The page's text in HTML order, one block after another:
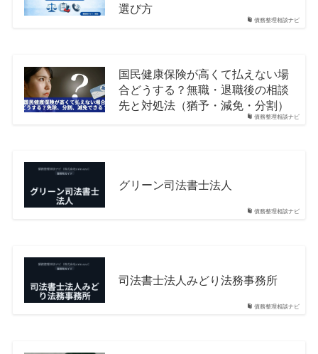
債務整理相談ナビ
選び方
債務整理相談ナビ
国民健康保険が高くて払えない場
合どうする？無職・退職後の相談
先と対処法（猶予・減免・分割）
債務整理相談ナビ
グリーン司法書士法人
債務整理相談ナビ
司法書士法人みどり法務事務所